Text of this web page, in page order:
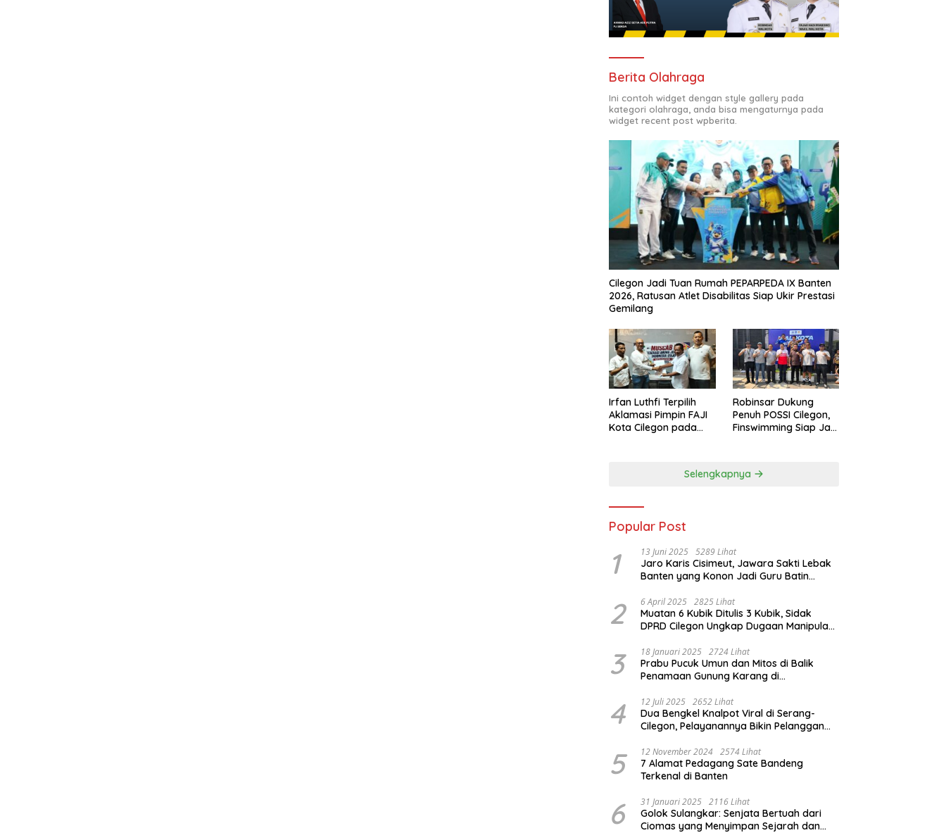
Berita Olahraga
Ini contoh widget dengan style gallery pada
kategori olahraga, anda bisa mengaturnya pada
widget recent post wpberita.
Cilegon Jadi Tuan Rumah PEPARPEDA IX Banten
2026, Ratusan Atlet Disabilitas Siap Ukir Prestasi
Gemilang
Irfan Luthfi Terpilih
Aklamasi Pimpin FAJI
Kota Cilegon pada
Robinsar Dukung
Penuh POSSI Cilegon,
Finswimming Siap Jadi
Selengkapnya
Popular Post
1 13 Juni 2025 5289 Lihat
Jaro Karis Cisimeut, Jawara Sakti Lebak
Banten yang Konon Jadi Guru Batin
2 6 April 2025 2825 Lihat
Muatan 6 Kubik Ditulis 3 Kubik, Sidak
DPRD Cilegon Ungkap Dugaan Manipulasi
3 18 Januari 2025 2724 Lihat
Prabu Pucuk Umun dan Mitos di Balik
Penamaan Gunung Karang di
4 12 Juli 2025 2652 Lihat
Dua Bengkel Knalpot Viral di Serang-
Cilegon, Pelayanannya Bikin Pelanggan
5 12 November 2024 2574 Lihat
7 Alamat Pedagang Sate Bandeng
Terkenal di Banten
6 31 Januari 2025 2116 Lihat
Golok Sulangkar: Senjata Bertuah dari
Ciomas yang Menyimpan Sejarah dan